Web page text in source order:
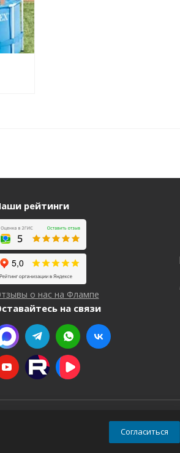
рейтинги
о нас на Флампе
на связи
Согласиться